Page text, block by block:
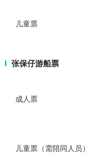
儿童票
张保仔游船票
成人票
儿童票（需陪同人员）